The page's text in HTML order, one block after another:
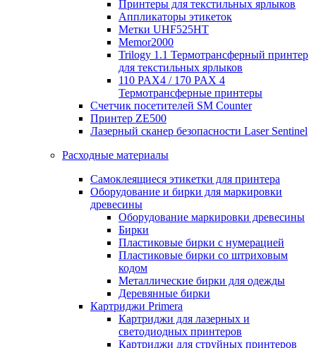
Принтеры для текстильных ярлыков
Аппликаторы этикеток
Метки UHF525HT
Memor2000
Trilogy 1.1 Термотрансферный принтер
для текстильных ярлыков
110 PAX4 / 170 PAX 4
Термотрансферные принтеры
Счетчик посетителей SM Counter
Принтер ZE500
Лазерный сканер безопасности Laser Sentinel
Расходные материалы
Самоклеящиеся этикетки для принтера
Оборудование и бирки для маркировки
древесины
Оборудование маркировки древесины
Бирки
Пластиковые бирки с нумерацией
Пластиковые бирки со штриховым
кодом
Металлические бирки для одежды
Деревянные бирки
Картриджи Primera
Картриджи для лазерных и
светодиодных принтеров
Картриджи для струйных принтеров